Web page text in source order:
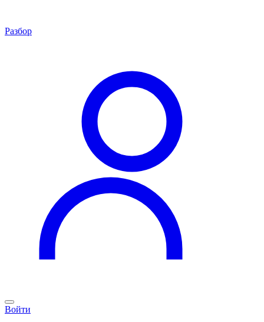
Разбор
Войти